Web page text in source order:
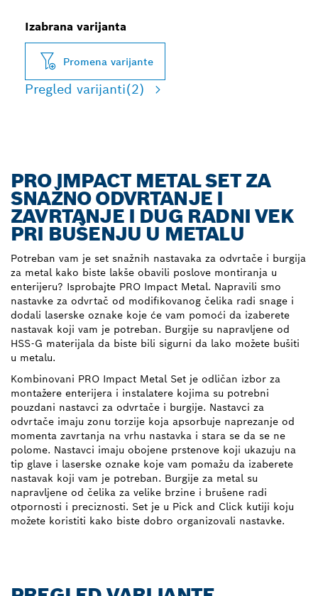
Izabrana varijanta
Promena varijante
Pregled varijanti(2)
PRO IMPACT METAL SET ZA
SNAŽNO ODVRTANJE I
ZAVRTANJE I DUG RADNI VEK
PRI BUŠENJU U METALU
Potreban vam je set snažnih nastavaka za odvrtače i burgija
za metal kako biste lakše obavili poslove montiranja u
enterijeru? Isprobajte PRO Impact Metal. Napravili smo
nastavke za odvrtač od modifikovanog čelika radi snage i
dodali laserske oznake koje će vam pomoći da izaberete
nastavak koji vam je potreban. Burgije su napravljene od
HSS-G materijala da biste bili sigurni da lako možete bušiti
u metalu.
Kombinovani PRO Impact Metal Set je odličan izbor za
montažere enterijera i instalatere kojima su potrebni
pouzdani nastavci za odvrtače i burgije. Nastavci za
odvrtače imaju zonu torzije koja apsorbuje naprezanje od
momenta zavrtanja na vrhu nastavka i stara se da se ne
polome. Nastavci imaju obojene prstenove koji ukazuju na
tip glave i laserske oznake koje vam pomažu da izaberete
nastavak koji vam je potreban. Burgije za metal su
napravljene od čelika za velike brzine i brušene radi
otpornosti i preciznosti. Set je u Pick and Click kutiji koju
možete koristiti kako biste dobro organizovali nastavke.